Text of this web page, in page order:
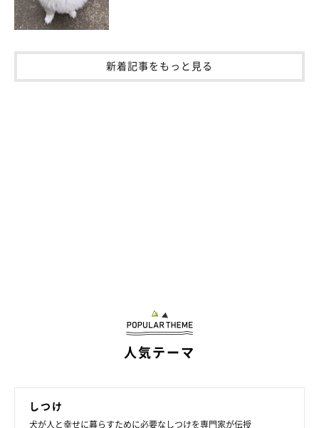
新着記事をもっと見る
人気テーマ
しつけ
犬が人と幸せに暮らすために必要なしつけを専門家が伝授